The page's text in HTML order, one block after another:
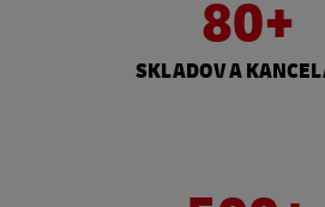
80+
SKLADOV A